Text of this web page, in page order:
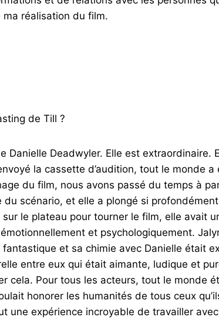
réalisation du film.
de Till ?
Danielle Deadwyler. Elle est extraordinaire.
la cassette d’audition, tout le monde a
du film, nous avons passé du temps à
scénario, et elle a plongé si
le plateau pour tourner le film, elle avait
et psychologiquement.
et sa chimie avec Danielle était
entre eux qui était aimante, ludique et
cela. Pour tous les acteurs, tout le monde
honorer les humanités de tous ceux
une expérience incroyable de travailler